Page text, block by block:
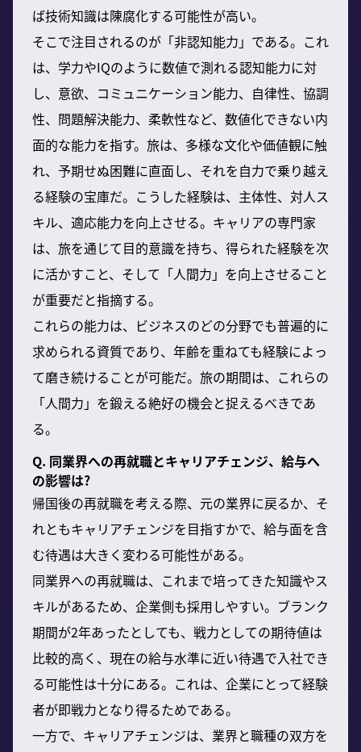
ば技術知識は陳腐化する可能性が高い。
そこで注目されるのが「非認知能力」である。これ
は、学力やIQのように数値で測れる認知能力に対
し、意欲、コミュニケーション能力、自律性、協調
性、問題解決能力、柔軟性など、数値化できない内
面的な能力を指す。旅は、多様な文化や価値観に触
れ、予期せぬ困難に直面し、それを自力で乗り越え
る経験の宝庫だ。こうした経験は、主体性、対人ス
キル、適応能力を向上させる。キャリアの専門家
は、旅を通じて目的意識を持ち、得られた経験を次
に活かすこと、そして「人間力」を向上させること
が重要だと指摘する。
これらの能力は、ビジネスのどの分野でも普遍的に
求められる資質であり、年齢を重ねても経験によっ
て磨き続けることが可能だ。旅の期間は、これらの
「人間力」を鍛える絶好の機会と捉えるべきであ
る。
Q. 同業界への再就職とキャリアチェンジ、給与へ
の影響は?
帰国後の再就職を考える際、元の業界に戻るか、そ
れともキャリアチェンジを目指すかで、給与面を含
む待遇は大きく変わる可能性がある。
同業界への再就職は、これまで培ってきた知識やス
キルがあるため、企業側も採用しやすい。ブランク
期間が2年あったとしても、戦力としての期待値は
比較的高く、現在の給与水準に近い待遇で入社でき
る可能性は十分にある。これは、企業にとって経験
者が即戦力となり得るためである。
一方で、キャリアチェンジは、業界と職種の双方を